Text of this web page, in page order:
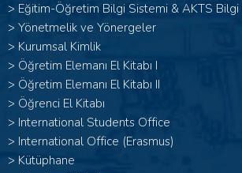
> Eğitim-Öğretim Bilgi Sistemi & AKTS Bilgi
> Yönetmelik ve Yönergeler
> Kurumsal Kimlik
> Öğretim Elemanı El Kitabı I
> Öğretim Elemanı El Kitabı II
> Öğrenci El Kitabı
> International Students Office
> International Office (Erasmus)
> Kütüphane